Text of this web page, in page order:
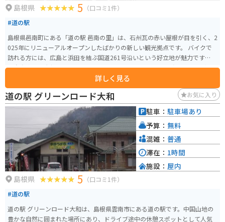
島根県 5 （口コミ1件）
#道の駅
島根県邑南町にある「道の駅 邑南の里」は、石州瓦の赤い屋根が目を引く、2
025年にリニューアルオープンしたばかりの新しい観光拠点です。 バイクで
訪れる方には、広島と浜田を結ぶ国道261号沿いという好立地が魅力です。浜
田自動車道の大朝インターチェンジからも近く、周辺には適度なアップダウ
ンと緩やかなカーブが続く快走路が多いため、ツーリングの休憩スポットと
して最適です。駐車場も広く、屋根付きの休憩スペースやコンセント完備の
ラウンジがあるため、スマートフォンの充電やルート確認も快適に行えま
す。 グルメの注目は、A級グルメのまちとして知られる邑南町ならではの新鮮
な特産品です。特に手作りの「寿司弁当」は完売することもあるほどの人気
で、産直市には朝採れ野菜や地元の日本酒が豊富に並びます。2階のイートイ
ンスペースからはのどかな風景を眺めることができ、リフレッシュにぴった
りです。 近隣にはオオサンショウウオを観察できる「瑞穂ハンザケ自然館」
や、ハーブの香りに癒やされる「香木の森公園」もあり、ここを起点に邑南
町の魅力を存分に楽しむことができます。
詳しく見る
道の駅 グリーンロード大和 お気に入り
島根県 5 （口コミ1件）
#道の駅
道の駅 グリーンロード大和は、島根県雲南市にある道の駅です。中国山地の
豊かな自然に囲まれた場所にあり、ドライブ途中の休憩スポットとして人気
駐車： 駐車場あり
予算： 無料
混雑： 普通
滞在： 1時間
施設： 屋内